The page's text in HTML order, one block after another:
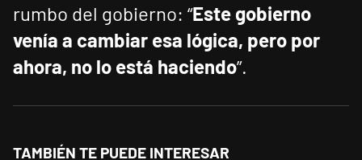
rumbo del gobierno: “Este gobierno
venía a cambiar esa lógica, pero por
ahora, no lo está haciendo”.
TAMBIÉN TE PUEDE INTERESAR